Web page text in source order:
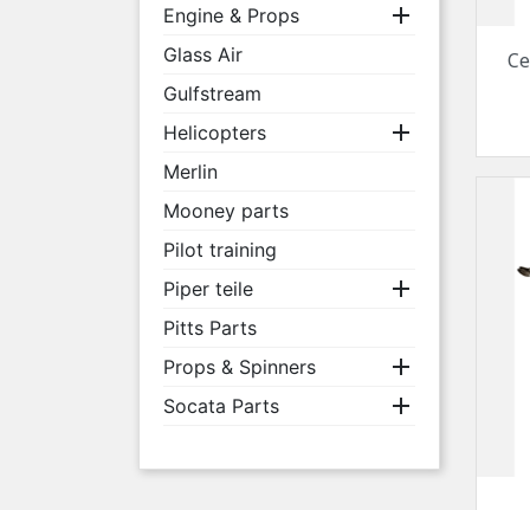
Engine & Props 
Glass Air
Gulfstream
Helicopters

Merlin
Mooney parts
Pilot training
Piper teile

Pitts Parts
Props & Spinners

Socata Parts 